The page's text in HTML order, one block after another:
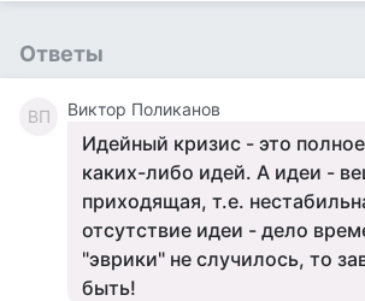
Ответы
ВП Виктор Поликанов
Идейный кризис - это
каких-либо идей. А идеи -
приходящая, т.е.
отсутствие идеи - дело
"эврики" не случилось, то
быть!